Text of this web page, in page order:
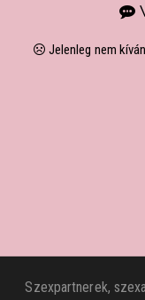
Jelenleg nem
Szexpartnerek,